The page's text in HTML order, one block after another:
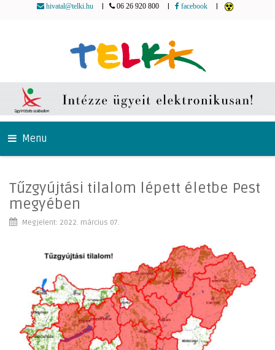
hivatal@telki.hu 06 26 920 800 facebook
Menu
Tűzgyújtási tilalom lépett életbe Pest
megyében
Megjelent: 2022. március 07.